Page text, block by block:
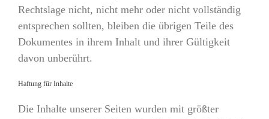
Rechtslage nicht, nicht mehr oder nicht vollständig
entsprechen sollten, bleiben die übrigen Teile des
Dokumentes in ihrem Inhalt und ihrer Gültigkeit
davon unberührt.
Haftung für Inhalte
Die Inhalte unserer Seiten wurden mit größter